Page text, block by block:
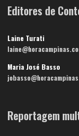
Editores de
Laine Turati
Maria José Basso
Reportagem